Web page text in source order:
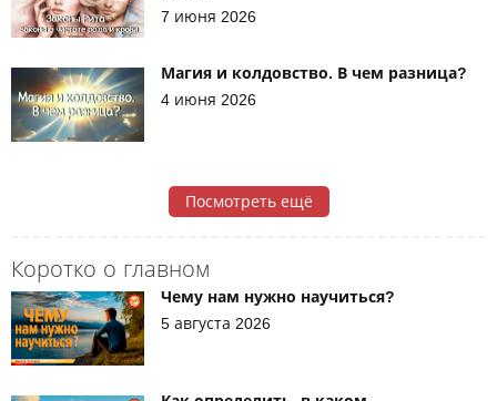
Коротко о главном
Чему нам нужно научиться?
5 августа 2026
7 июня 2026
Магия и колдовство. В чем разница?
4 июня 2026
Посмотреть ещё